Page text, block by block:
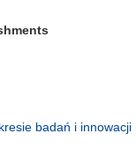
w nowym oknie)
nowym oknie)
badań i innowacji
się w nowym oknie)